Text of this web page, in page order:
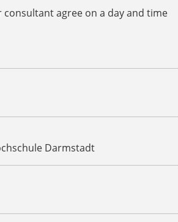
agree on a day and time
Darmstadt